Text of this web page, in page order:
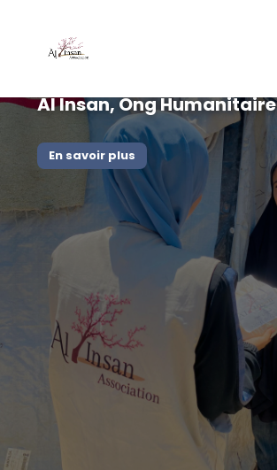
Al Insan, Ong Humanitaire
En savoir plus